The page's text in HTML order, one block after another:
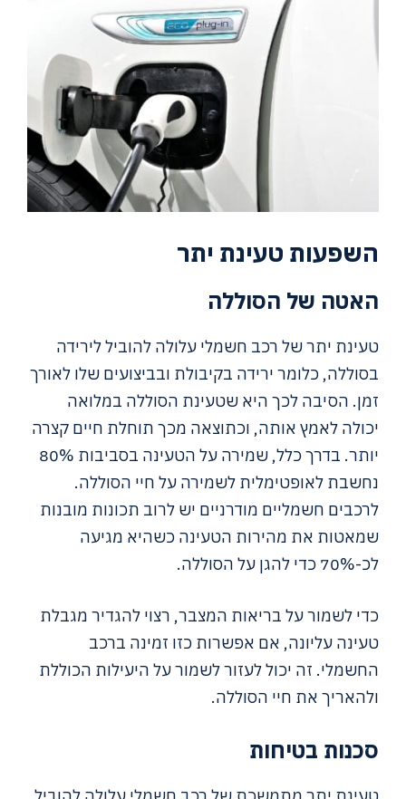
השפעות טעינת יתר
האטה של הסוללה
טעינת יתר של רכב חשמלי עלולה להוביל לירידה
בסוללה, כלומר ירידה בקיבולת ובביצועים שלו לאורך
זמן. הסיבה לכך היא שטעינת הסוללה במלואה
יכולה לאמץ אותה, וכתוצאה מכך תוחלת חיים קצרה
יותר. בדרך כלל, שמירה על הטעינה בסביבות 80%
נחשבת לאופטימלית לשמירה על חיי הסוללה.
לרכבים חשמליים מודרניים יש לרוב תכונות מובנות
שמאטות את מהירות הטעינה כשהיא מגיעה
לכ-70% כדי להגן על הסוללה.
כדי לשמור על בריאות המצבר, רצוי להגדיר מגבלת
טעינה עליונה, אם אפשרות כזו זמינה ברכב
החשמלי. זה יכול לעזור לשמור על היעילות הכוללת
ולהאריך את חיי הסוללה.
סכנות בטיחות